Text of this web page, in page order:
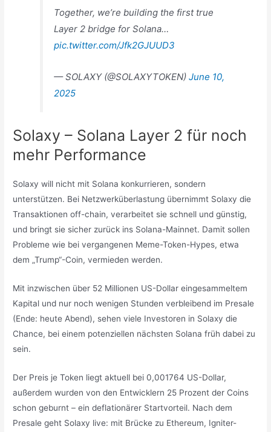
Together, we’re building the first true
Layer 2 bridge for Solana…
pic.twitter.com/Jfk2GJUUD3
— SOLAXY (@SOLAXYTOKEN)June 10,
2025
Solaxy – Solana Layer 2 für noch
mehr Performance
Solaxy will nicht mit Solana konkurrieren, sondern
unterstützen. Bei Netzwerküberlastung übernimmt Solaxy die
Transaktionen off-chain, verarbeitet sie schnell und günstig,
und bringt sie sicher zurück ins Solana-Mainnet. Damit sollen
Probleme wie bei vergangenen Meme-Token-Hypes, etwa
dem „Trump“-Coin, vermieden werden.
Mit inzwischen über 52 Millionen US-Dollar eingesammeltem
Kapital und nur noch wenigen Stunden verbleibend im Presale
(Ende: heute Abend), sehen viele Investoren in Solaxy die
Chance, bei einem potenziellen nächsten Solana früh dabei zu
sein.
Der Preis je Token liegt aktuell bei 0,001764 US-Dollar,
außerdem wurden von den Entwicklern 25 Prozent der Coins
schon geburnt – ein deflationärer Startvorteil. Nach dem
Presale geht Solaxy live: mit Brücke zu Ethereum, Igniter-